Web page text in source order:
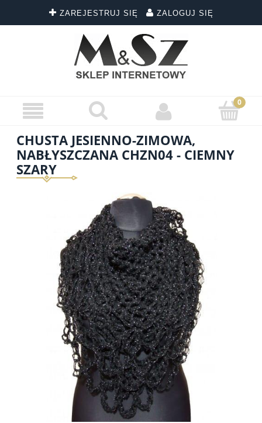
ZAREJESTRUJ SIĘ ZALOGUJ SIĘ
CHUSTA JESIENNO-ZIMOWA,
NABŁYSZCZANA CHZN04 - CIEMNY
SZARY